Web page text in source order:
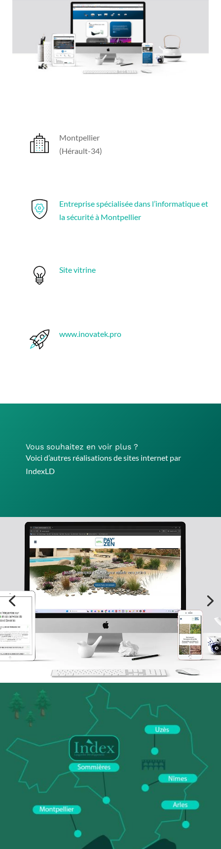
Montpellier
(Hérault-34)
Entreprise spécialisée dans l’informatique et
la sécurité à Montpellier
Site vitrine
www.inovatek.pro
Vous souhaitez en voir plus ?
Voici d’autres réalisations de sites internet par
IndexLD